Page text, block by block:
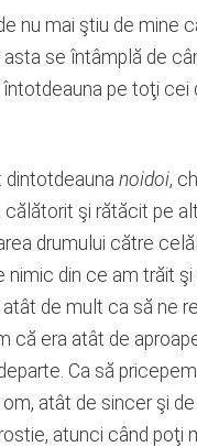
nu mai ştiu de mine
asta se întâmplă de
pe toţi cei
dintotdeauna noidoi,
şi rătăcit pe
drumului către
nimic din ce am trăit
de mult ca să ne
că era atât de
Ca să
atât de sincer şi
atunci când poţi